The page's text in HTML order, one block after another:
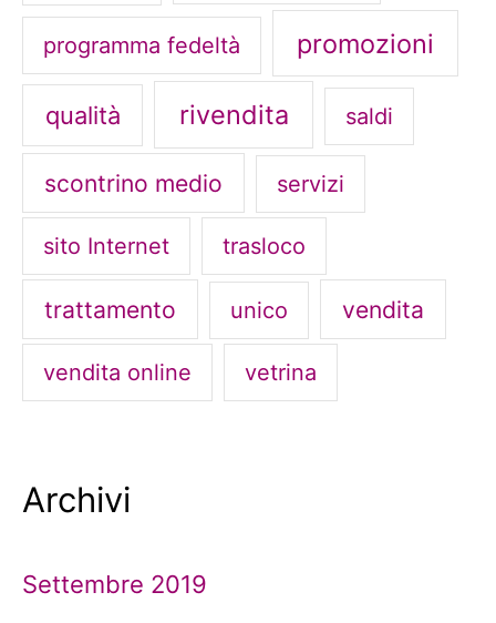
programma fedeltà promozioni
qualità rivendita saldi
scontrino medio servizi
sito Internet trasloco
trattamento unico vendita
vendita online vetrina
Archivi
Settembre 2019